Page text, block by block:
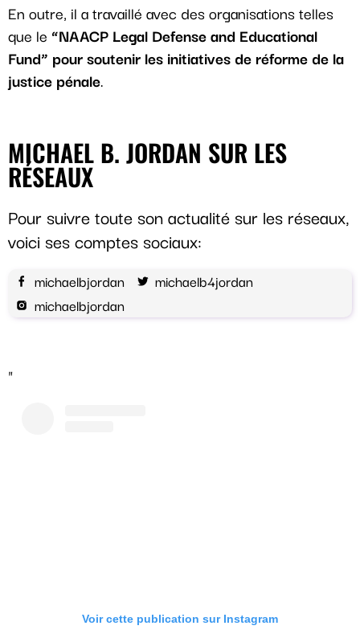
En outre, il a travaillé avec des organisations telles
que le “NAACP Legal Defense and Educational
Fund” pour soutenir les initiatives de réforme de la
justice pénale.
MICHAEL B. JORDAN SUR LES
RÉSEAUX
Pour suivre toute son actualité sur les réseaux,
voici ses comptes sociaux:
michaelbjordan
michaelb4jordan
michaelbjordan
Voir cette publication sur Instagram